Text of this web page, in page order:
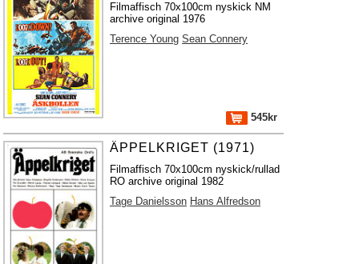
Filmaffisch 70x100cm nyskick NM
archive original 1976
Terence Young Sean Connery
545kr
ÄPPELKRIGET (1971)
Filmaffisch 70x100cm nyskick/rullad
RO archive original 1982
Tage Danielsson Hans Alfredson